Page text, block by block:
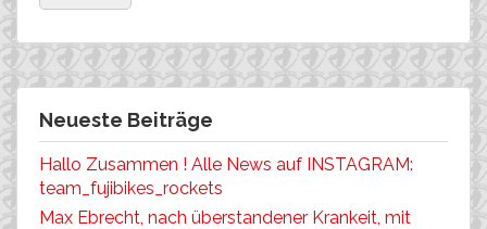
Neueste Beiträge
Hallo Zusammen ! Alle News auf INSTAGRAM:
team_fujibikes_rockets
Max Ebrecht, nach überstandener Krankeit, mit